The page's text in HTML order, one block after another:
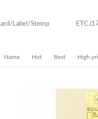
Label/Stemp ETC.
Name Hot Best High